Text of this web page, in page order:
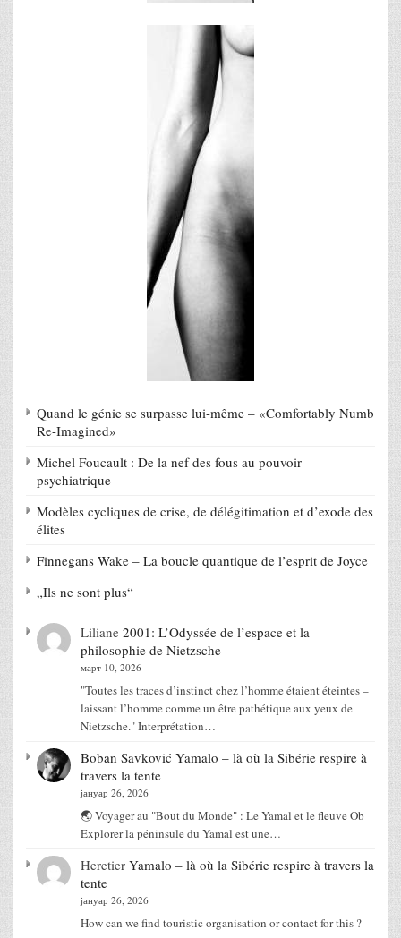
Quand le génie se surpasse lui-même – «Comfortably Numb
Re-Imagined»
Michel Foucault : De la nef des fous au pouvoir
psychiatrique
Modèles cycliques de crise, de délégitimation et d’exode des
élites
Finnegans Wake – La boucle quantique de l’esprit de Joyce
„Ils ne sont plus“
Liliane 2001: L’Odyssée de l’espace et la
philosophie de Nietzsche
март 10, 2026
"Toutes les traces d’instinct chez l’homme étaient éteintes –
laissant l’homme comme un être pathétique aux yeux de
Nietzsche." Interprétation…
Boban Savković Yamalo – là où la Sibérie respire à
travers la tente
јануар 26, 2026
🌏 Voyager au "Bout du Monde" : Le Yamal et le fleuve Ob
Explorer la péninsule du Yamal est une…
Heretier Yamalo – là où la Sibérie respire à travers la
tente
јануар 26, 2026
How can we find touristic organisation or contact for this ?